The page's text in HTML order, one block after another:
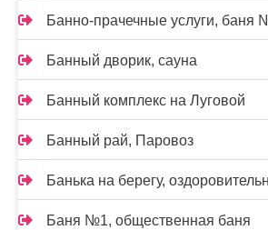
Банно-прачечные услуги, баня
Банный дворик, сауна
Банный комплекс на Луговой
Банный рай, Паровоз
Банька на берегу,
Баня №1, общественная баня